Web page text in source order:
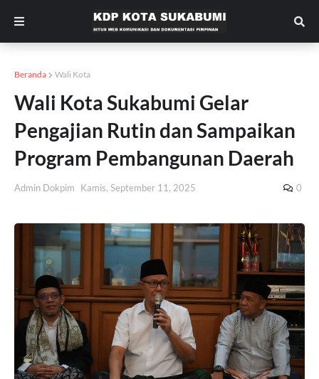
Beranda Wali Kota
Wali Kota Sukabumi Gelar
Pengajian Rutin dan Sampaikan
Program Pembangunan Daerah
Admin Dokpim Kamis, September 11, 2025 0